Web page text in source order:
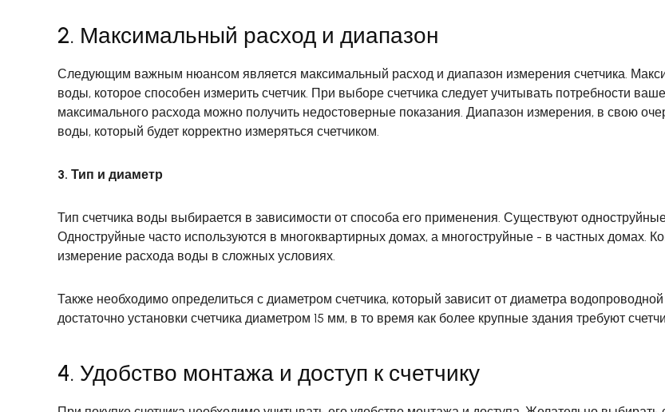
2. Максимальный расход и диапазон
Следующим важным нюансом является максимальный расход и диапазон измерения счетчика.
воды, которое способен измерить счетчик. При выборе счетчика следует учитывать потребности
максимального расхода можно получить недостоверные показания. Диапазон измерения, в свою
воды, который будет корректно измеряться счетчиком.
3. Тип и диаметр
Тип счетчика воды выбирается в зависимости от способа его применения. Существуют
Одноструйные часто используются в многоквартирных домах, а многоструйные - в частных домах.
измерение расхода воды в сложных условиях.
Также необходимо определиться с диаметром счетчика, который зависит от диаметра
достаточно установки счетчика диаметром 15 мм, в то время как более крупные здания требуют
4. Удобство монтажа и доступ к счетчику